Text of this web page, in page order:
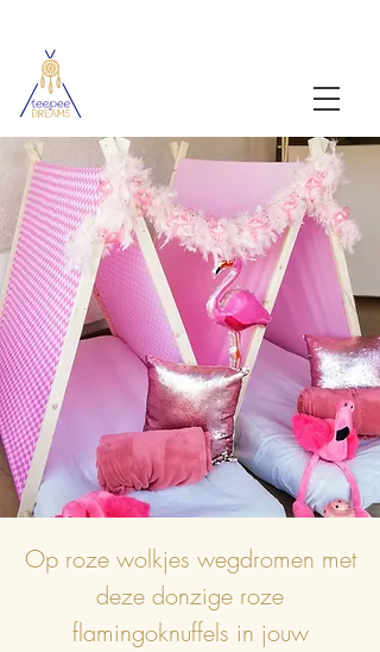
Op roze wolkjes wegdromen met
deze donzige roze
flamingoknuffels in jouw